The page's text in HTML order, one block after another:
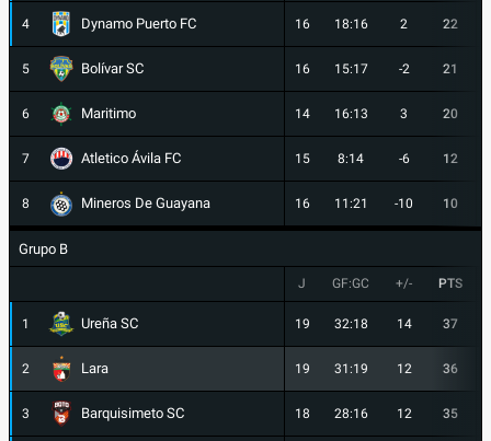
4 Dynamo Puerto FC 16 18:16 2 22
5 Bolívar SC 16 15:17 -2 21
6 Maritimo 14 16:13 3 20
7 Atletico Ávila FC 15 8:14 -6 12
8 Mineros De Guayana 16 11:21 -10 10
Grupo B
J GF:GC +/- PTS
1 Ureña SC 19 32:18 14 37
2 Lara 19 31:19 12 36
3 Barquisimeto SC 18 28:16 12 35